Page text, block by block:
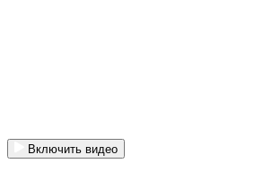
Включить видео